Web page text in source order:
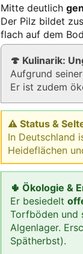
Mitte deutlich
Der Pilz bildet
flach auf dem
🍄 Kulinarik:
Aufgrund
Er ist zudem
⚠ Status &
In Deutschland
Heideflächen
🌵 Ökologie &
Er besiedelt
Torfböden und
Algenlager.
Spätherbst).